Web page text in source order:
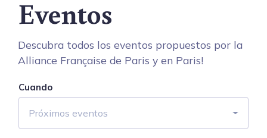
Eventos
Descubra todos los eventos propuestos por la
Alliance Française de Paris y en Paris!
Cuando
Próximos eventos